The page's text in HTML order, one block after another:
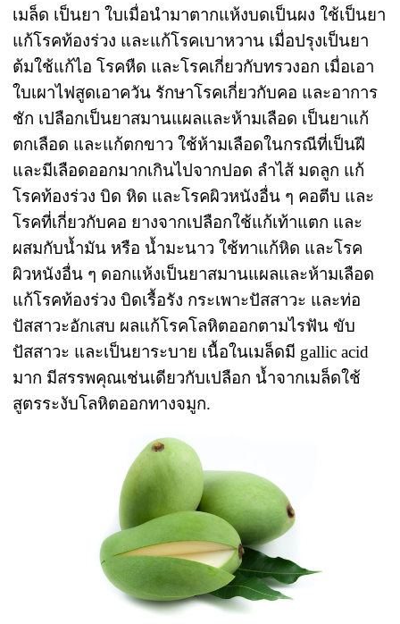
เมล็ด เป็นยา ใบเมื่อนำมาตากแห้งบดเป็นผง ใช้เป็นยา
แก้โรคท้องร่วง และแก้โรคเบาหวาน เมื่อปรุงเป็นยา
ต้มใช้แก้ไอ โรคหืด และโรคเกี่ยวกับทรวงอก เมื่อเอา
ใบเผาไฟสูดเอาควัน รักษาโรคเกี่ยวกับคอ และอาการ
ชัก เปลือกเป็นยาสมานแผลและห้ามเลือด เป็นยาแก้
ตกเลือด และแก้ตกขาว ใช้ห้ามเลือดในกรณีที่เป็นฝี
และมีเลือดออกมากเกินไปจากปอด ลำไส้ มดลูก แก้
โรคท้องร่วง บิด หิด และโรคผิวหนังอื่น ๆ คอตีบ และ
โรคที่เกี่ยวกับคอ ยางจากเปลือกใช้แก้เท้าแตก และ
ผสมกับน้ำมัน หรือ น้ำมะนาว ใช้ทาแก้หิด และโรค
ผิวหนังอื่น ๆ ดอกแห้งเป็นยาสมานแผลและห้ามเลือด
แก้โรคท้องร่วง บิดเรื้อรัง กระเพาะปัสสาวะ และท่อ
ปัสสาวะอักเสบ ผลแก้โรคโลหิตออกตามไรฟัน ขับ
ปัสสาวะ และเป็นยาระบาย เนื้อในเมล็ดมี gallic acid
มาก มีสรรพคุณเช่นเดียวกับเปลือก น้ำจากเมล็ดใช้
สูตรระงับโลหิตออกทางจมูก.